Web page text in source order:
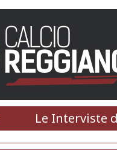
Le Interviste